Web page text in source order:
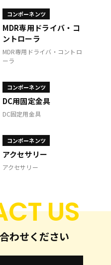
コンポーネンツ
MDR専用ドライバ・コ
ントローラ
MDR専用ドライバ・コントロ
ーラ
コンポーネンツ
DC用固定金具
DC固定用金具
コンポーネンツ
アクセサリー
アクセサリー
US
わせください